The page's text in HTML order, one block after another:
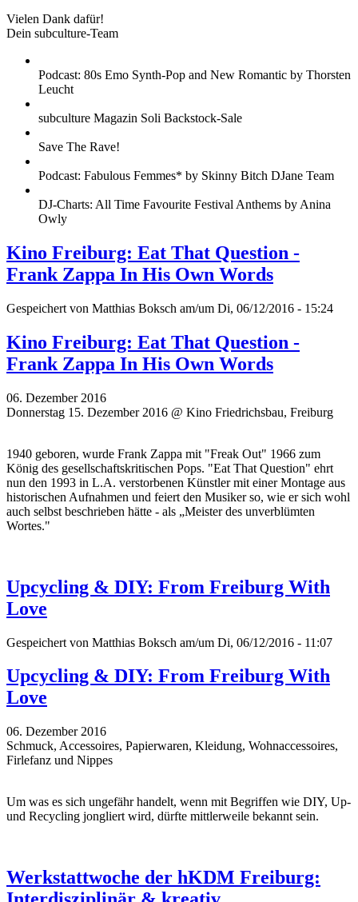
Vielen Dank dafür!
Dein subculture-Team
Podcast: 80s Emo Synth-Pop and New Romantic by Thorsten
Leucht
subculture Magazin Soli Backstock-Sale
Save The Rave!
Podcast: Fabulous Femmes* by Skinny Bitch DJane Team
DJ-Charts: All Time Favourite Festival Anthems by Anina
Owly
Kino Freiburg: Eat That Question -
Frank Zappa In His Own Words
Gespeichert von Matthias Boksch am/um Di, 06/12/2016 - 15:24
Kino Freiburg: Eat That Question -
Frank Zappa In His Own Words
06. Dezember 2016
Donnerstag 15. Dezember 2016 @ Kino Friedrichsbau, Freiburg
1940 geboren, wurde Frank Zappa mit "Freak Out" 1966 zum
König des gesellschaftskritischen Pops. "Eat That Question" ehrt
nun den 1993 in L.A. verstorbenen Künstler mit einer Montage aus
historischen Aufnahmen und feiert den Musiker so, wie er sich wohl
auch selbst beschrieben hätte - als „Meister des unverblümten
Wortes."
Upcycling & DIY: From Freiburg With
Love
Gespeichert von Matthias Boksch am/um Di, 06/12/2016 - 11:07
Upcycling & DIY: From Freiburg With
Love
06. Dezember 2016
Schmuck, Accessoires, Papierwaren, Kleidung, Wohnaccessoires,
Firlefanz und Nippes
Um was es sich ungefähr handelt, wenn mit Begriffen wie DIY, Up-
und Recycling jongliert wird, dürfte mittlerweile bekannt sein.
Werkstattwoche der hKDM Freiburg: